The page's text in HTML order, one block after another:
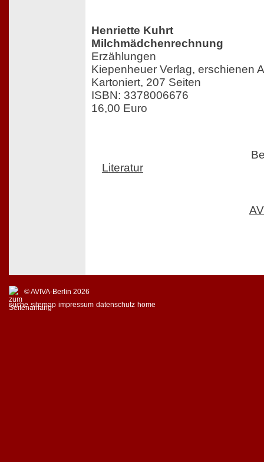
Henriette Kuhrt
Milchmädchenrechnung
Erzählungen
Kiepenheuer Verlag, erschienen
Kartoniert, 207 Seiten
ISBN: 3378006676
16,00 Euro
Literatur
© AVIVA-Berlin 2026
suche sitemap impressum datenschutz home